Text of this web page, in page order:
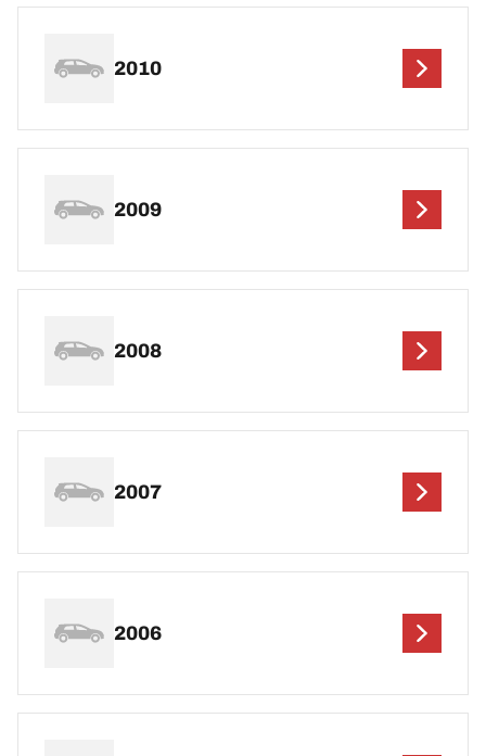
2010
2009
2008
2007
2006